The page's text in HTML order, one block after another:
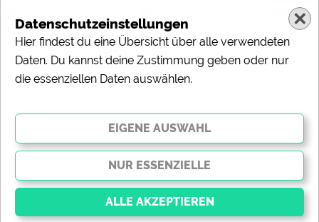
Campingplätze
Specials Aktuelle News
Datenschutzeinstellungen
Hier findest du eine Übersicht über alle verwendeten
Daten. Du kannst deine Zustimmung geben oder nur
die essenziellen Daten auswählen.